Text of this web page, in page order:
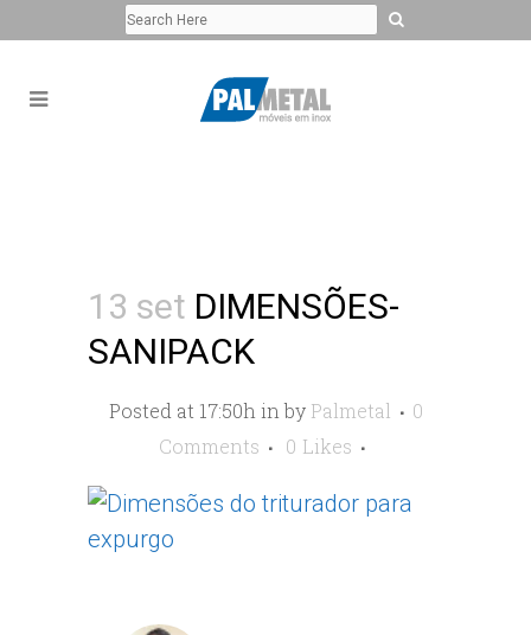
13 set DIMENSÕES-
SANIPACK
Posted at 17:50h inby Palmetal
0
Comments
0 Likes